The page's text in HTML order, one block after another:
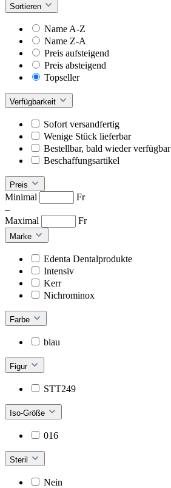
Sortieren
Name A-Z
Name Z-A
Preis aufsteigend
Preis absteigend
Topseller
Verfügbarkeit
Sofort versandfertig
Wenige Stück lieferbar
Bestellbar, bald wieder verfügbar
Beschaffungsartikel
Preis
Minimal
Fr
–
Maximal
Fr
Marke
Edenta Dentalprodukte
Intensiv
Kerr
Nichrominox
Farbe
blau
Figur
STT249
Iso-Größe
016
Steril
Nein